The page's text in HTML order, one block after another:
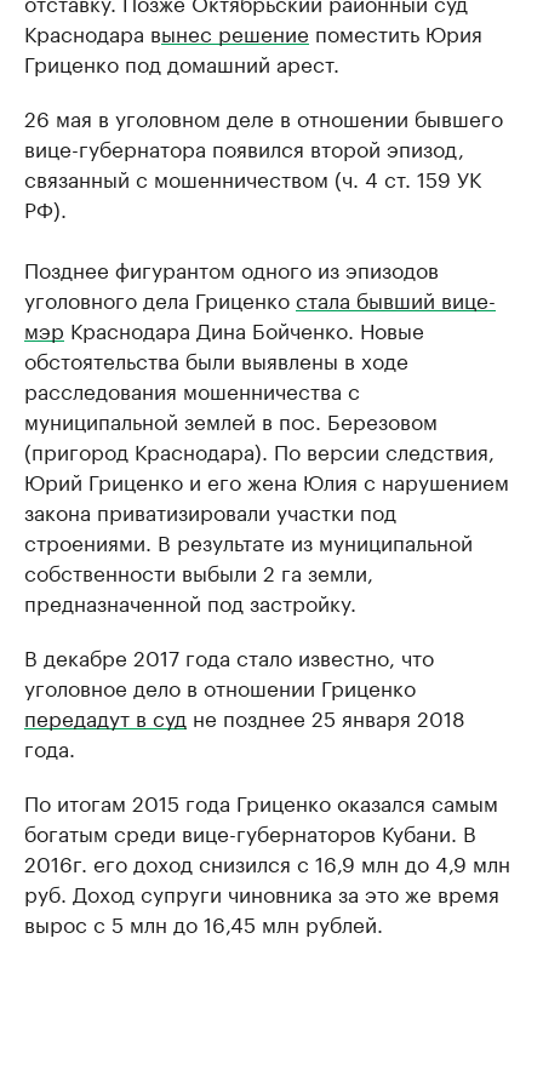
Краснодара вынес решение поместить Юрия
Гриценко под домашний арест.
26 мая в уголовном деле в отношении бывшего
вице-губернатора появился второй эпизод,
связанный с мошенничеством (ч. 4 ст. 159 УК
РФ).
Позднее фигурантом одного из эпизодов
уголовного дела Гриценкостала бывший вице-
мэр Краснодара Дина Бойченко. Новые
обстоятельства были выявлены в ходе
расследования мошенничества с
муниципальной землей в пос. Березовом
(пригород Краснодара). По версии следствия,
Юрий Гриценко и его жена Юлия с нарушением
закона приватизировали участки под
строениями. В результате из муниципальной
собственности выбыли 2 га земли,
предназначенной под застройку.
В декабре 2017 года стало известно, что
уголовное дело в отношении Гриценко
передадут в суд не позднее 25 января 2018
года.
По итогам 2015 года Гриценко оказался самым
богатым среди вице-губернаторов Кубани. В
2016г. его доход снизился с 16,9 млн до 4,9 млн
руб. Доход супруги чиновника за это же время
вырос с 5 млн до 16,45 млн рублей.